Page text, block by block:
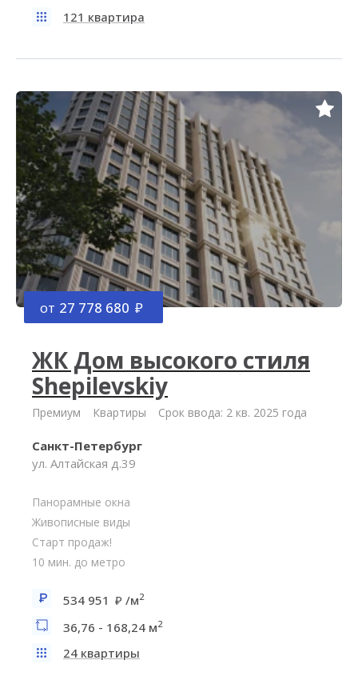
121 квартира
от 27 778 680
ЖК Дом высокого стиля
Shepilevskiy
Премиум Квартиры Срок ввода: 2 кв. 2025 года
Санкт-Петербург
ул. Алтайская д.39
Панорамные окна
Живописные виды
Старт продаж!
10 мин. до метро
534 951 /м2
36,76 - 168,24 м2
24 квартиры